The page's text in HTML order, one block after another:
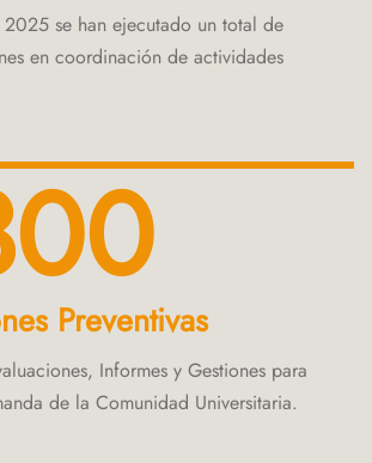
se han ejecutado un total de
en coordinación de actividades
Preventivas
Informes y Gestiones para
de la Comunidad Universitaria.